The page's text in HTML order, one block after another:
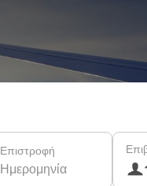
Επιστροφή
Ημερομηνία